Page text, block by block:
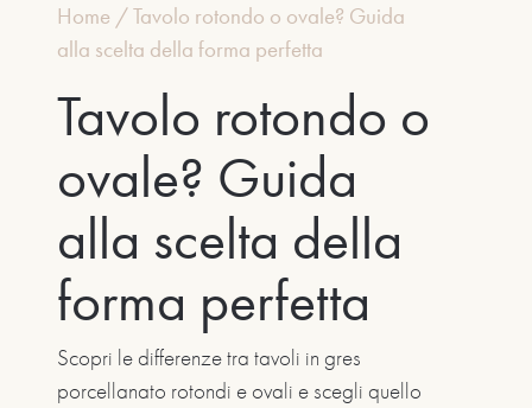
Home /Tavolo rotondo o ovale? Guida
alla scelta della forma perfetta
Tavolo rotondo o
ovale? Guida
alla scelta della
forma perfetta
Scopri le differenze tra tavoli in gres
porcellanato rotondi e ovali e scegli quello